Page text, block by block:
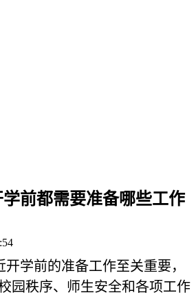
前都需要准备哪些工作
学前的准备工作至关重要，
园秩序、师生安全和各项工作